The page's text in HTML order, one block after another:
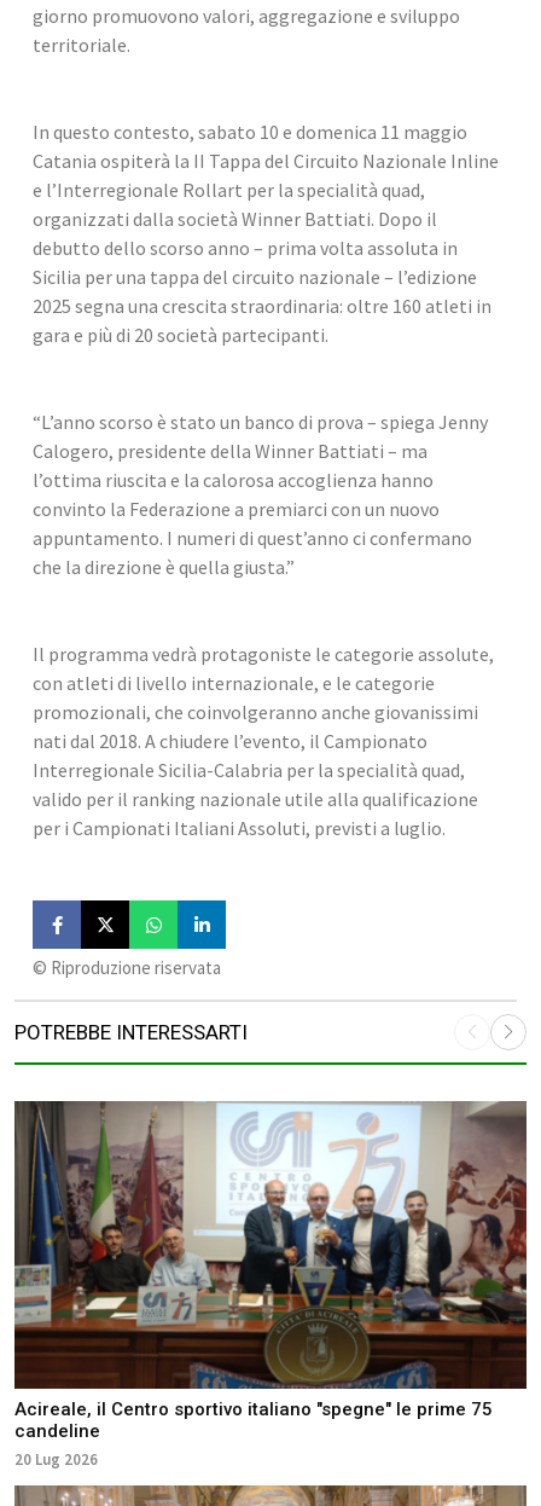
giorno promuovono valori, aggregazione e sviluppo
territoriale.
In questo contesto, sabato 10 e domenica 11 maggio
Catania ospiterà la II Tappa del Circuito Nazionale Inline
e l’Interregionale Rollart per la specialità quad,
organizzati dalla società Winner Battiati. Dopo il
debutto dello scorso anno – prima volta assoluta in
Sicilia per una tappa del circuito nazionale – l’edizione
2025 segna una crescita straordinaria: oltre 160 atleti in
gara e più di 20 società partecipanti.
“L’anno scorso è stato un banco di prova – spiega Jenny
Calogero, presidente della Winner Battiati – ma
l’ottima riuscita e la calorosa accoglienza hanno
convinto la Federazione a premiarci con un nuovo
appuntamento. I numeri di quest’anno ci confermano
che la direzione è quella giusta.”
Il programma vedrà protagoniste le categorie assolute,
con atleti di livello internazionale, e le categorie
promozionali, che coinvolgeranno anche giovanissimi
nati dal 2018. A chiudere l’evento, il Campionato
Interregionale Sicilia-Calabria per la specialità quad,
valido per il ranking nazionale utile alla qualificazione
per i Campionati Italiani Assoluti, previsti a luglio.
©️ Riproduzione riservata
POTREBBE INTERESSARTI
Acireale, il Centro sportivo italiano "spegne" le prime 75
candeline
20 Lug 2026